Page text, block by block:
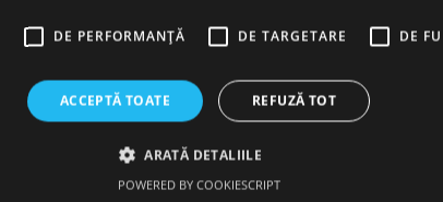
DE PERFORMANȚĂ DE TARGETARE DE
ACCEPTĂ TOATE REFUZĂ TOT
ARATĂ DETALIILE
POWERED BY COOKIESCRIPT